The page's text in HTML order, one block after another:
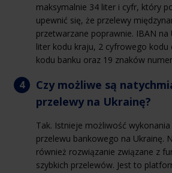
maksymalnie 34 liter i cyfr, który
upewnić się, że przelewy
przetwarzane poprawnie. IBAN na
liter kodu kraju, 2 cyfrowego
kodu banku oraz 19 znaków
Czy możliwe są
przelewy na Ukrainę?
Tak. Istnieje możliwość
przelewu bankowego na Ukrainę.
również rozwiązanie związane z
szybkich przelewów. Jest to